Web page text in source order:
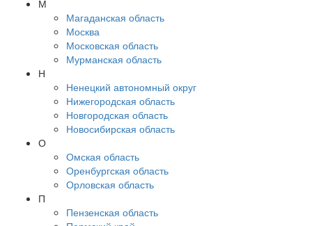
М
Магаданская область
Москва
Московская область
Мурманская область
Н
Ненецкий автономный округ
Нижегородская область
Новгородская область
Новосибирская область
О
Омская область
Оренбургская область
Орловская область
П
Пензенская область